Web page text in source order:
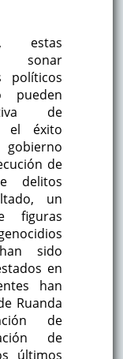
estas
sonar
políticos
pueden
de
el éxito
de
delitos
un
figuras
sido
en
han
Ruanda
de
de
últimos